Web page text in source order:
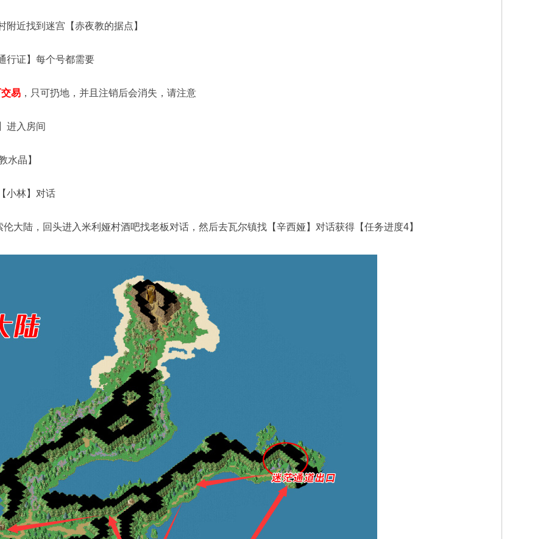
附近找到迷宫【赤夜教的据点】
行证】每个号都需要
易 ，只可扔地，并且注销后会消失，请注意
进入房间
水晶】
小林】对话
大陆，回头进入米利娅村酒吧找老板对话，然后去瓦尔镇找【辛西娅】对话获得【任务进度4】